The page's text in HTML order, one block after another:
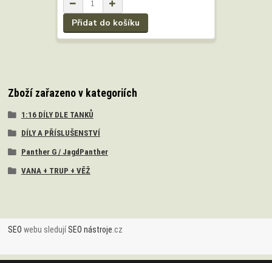
Přidat do košíku
Zboží zařazeno v kategoriích
1:16 DÍLY DLE TANKŮ
DÍLY A PŘÍSLUŠENSTVÍ
Panther G / JagdPanther
VANA + TRUP + VĚŽ
SEO webu sledujíSEO nástroje.cz